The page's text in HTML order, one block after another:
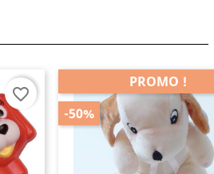
favorite_border
PROMO !
-50%